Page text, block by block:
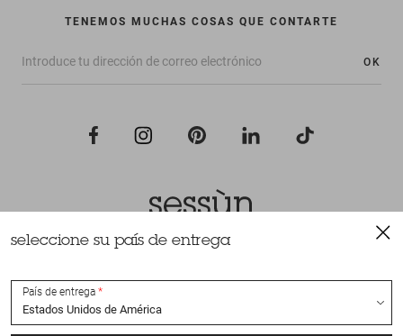
TENEMOS MUCHAS COSAS QUE CONTARTE
OK
Todos los derechos reservados Sessùn 2022
seleccione su país de entrega
País de entrega